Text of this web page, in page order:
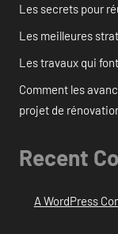
Les secrets pour
Les meilleures
Les travaux qui
Comment les
projet de
Recent
A WordPress